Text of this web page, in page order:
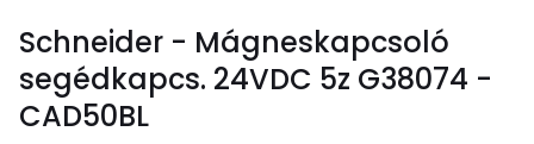
Schneider - Mágneskapcsoló
segédkapcs. 24VDC 5z G38074 -
CAD50BL